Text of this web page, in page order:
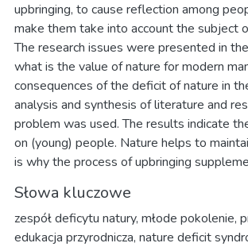
upbringing, to cause reflection among
make them take into account the subject
The research issues were presented in
what is the value of nature for modern
consequences of the deficit of nature in
analysis and synthesis of literature and
problem was used. The results indicate
on (young) people. Nature helps to
is why the process of upbringing
Słowa kluczowe
zespół deficytu natury, młode pokolenie,
edukacja przyrodnicza, nature deficit